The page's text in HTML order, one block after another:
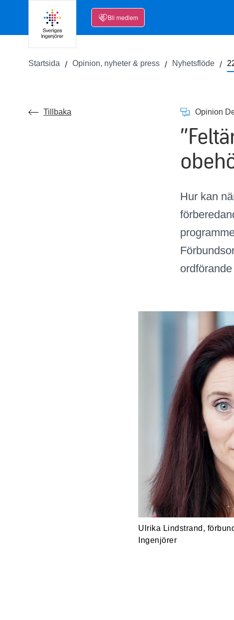
Bli medlem
Startsida Opinion, nyheter & press Nyhetsflöde
Tillbaka Opinion
Hur kan
Ulrika Lindstrand,
Ingenjörer